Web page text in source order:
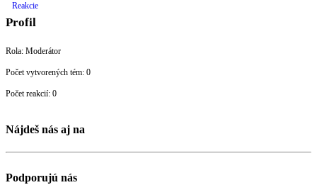
Reakcie
Profil
Rola: Moderátor
Počet vytvorených tém: 0
Počet reakcií: 0
Nájdeš nás aj na
Podporujú nás